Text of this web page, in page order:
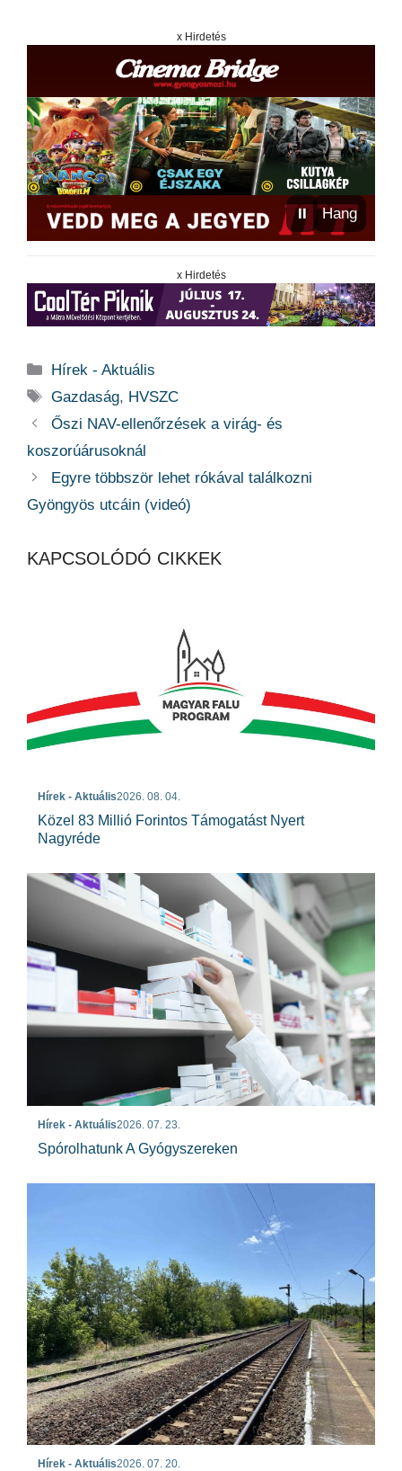
x Hirdetés
⏸ Hang
x Hirdetés
Kategória
Hírek - Aktuális
Címkék
Gazdaság, HVSZC
Őszi NAV-ellenőrzések a virág- és
koszorúárusoknál
Egyre többször lehet rókával találkozni
Gyöngyös utcáin (videó)
KAPCSOLÓDÓ CIKKEK
Hírek - Aktuális2026. 08. 04.
Közel 83 Millió Forintos Támogatást Nyert
Nagyréde
Hírek - Aktuális2026. 07. 23.
Spórolhatunk A Gyógyszereken
Hírek - Aktuális2026. 07. 20.